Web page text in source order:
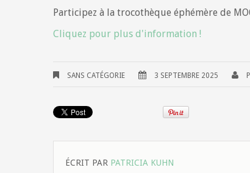
Participez à la trocothèque éphémère de
Cliquez pour plus d'information !
SANS CATÉGORIE 3 SEPTEMBRE 2025
ÉCRIT PAR PATRICIA KUHN